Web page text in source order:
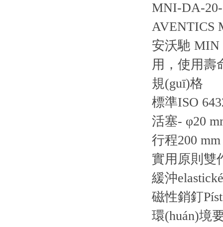
MNI-DA-20-
AVENTICS
安沃馳 MIN
用，使用壽
規(guī)格
標準ISO
活塞- φ20
行程200 mm
實用原則雙
緩沖
磁性銷釘
環(huán)境